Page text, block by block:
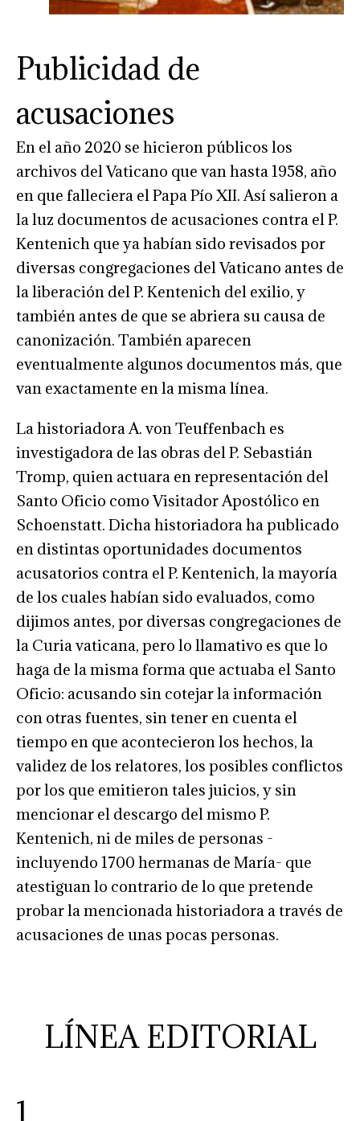
Publicidad de
acusaciones
En el año 2020 se hicieron públicos los
archivos del Vaticano que van hasta 1958, año
en que falleciera el Papa Pío XII. Así salieron a
la luz documentos de acusaciones contra el P.
Kentenich que ya habían sido revisados por
diversas congregaciones del Vaticano antes de
la liberación del P. Kentenich del exilio, y
también antes de que se abriera su causa de
canonización. También aparecen
eventualmente algunos documentos más, que
van exactamente en la misma línea.
La historiadora A. von Teuffenbach es
investigadora de las obras del P. Sebastián
Tromp, quien actuara en representación del
Santo Oficio como Visitador Apostólico en
Schoenstatt. Dicha historiadora ha publicado
en distintas oportunidades documentos
acusatorios contra el P. Kentenich, la mayoría
de los cuales habían sido evaluados, como
dijimos antes, por diversas congregaciones de
la Curia vaticana, pero lo llamativo es que lo
haga de la misma forma que actuaba el Santo
Oficio: acusando sin cotejar la información
con otras fuentes, sin tener en cuenta el
tiempo en que acontecieron los hechos, la
validez de los relatores, los posibles conflictos
por los que emitieron tales juicios, y sin
mencionar el descargo del mismo P.
Kentenich, ni de miles de personas -
incluyendo 1700 hermanas de María- que
atestiguan lo contrario de lo que pretende
probar la mencionada historiadora a través de
acusaciones de unas pocas personas.
LÍNEA EDITORIAL
1.